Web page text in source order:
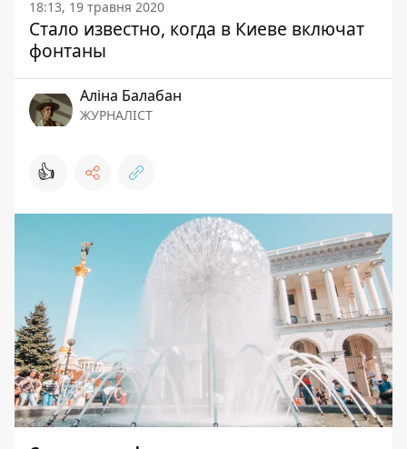
18:13, 19 травня 2020
Стало известно, когда в Киеве включат
фонтаны
Аліна Балабан
ЖУРНАЛІСТ
👍